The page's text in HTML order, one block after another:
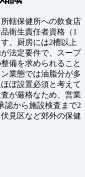
轄保健所への飲食店
衛生責任者資格（1
。厨房には2槽以上
法定要件で、スープ
備を求められること
業態では油脂分が多
ぼ設置必須と考えて
が厳格なため、営業
認から施設検査まで2
見区など郊外の保健